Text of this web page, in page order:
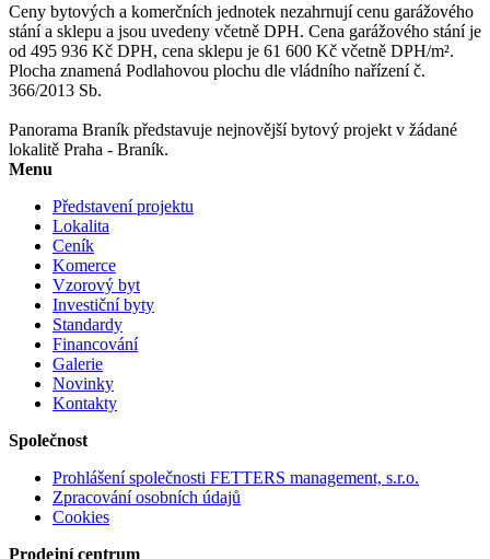
Ceny bytových a komerčních jednotek nezahrnují cenu garážového
stání a sklepu a jsou uvedeny včetně DPH. Cena garážového stání je
od 495 936 Kč DPH, cena sklepu je 61 600 Kč včetně DPH/m².
Plocha znamená Podlahovou plochu dle vládního nařízení č.
366/2013 Sb.
Panorama Braník představuje nejnovější bytový projekt v žádané
lokalitě Praha - Braník.
Menu
Představení projektu
Lokalita
Ceník
Komerce
Vzorový byt
Investiční byty
Standardy
Financování
Galerie
Novinky
Kontakty
Společnost
Prohlášení společnosti FETTERS management, s.r.o.
Zpracování osobních údajů
Cookies
Prodejní centrum